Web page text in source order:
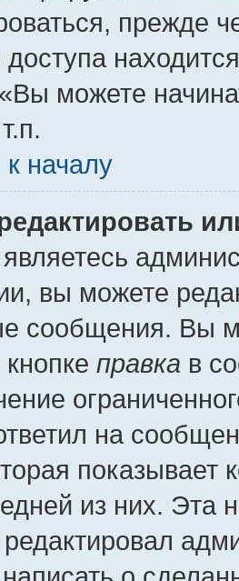
прежде
можете
началу
вы можете
сообщения. Вы
правка в
на
показывает
из них. Эта